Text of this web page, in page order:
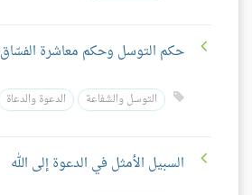
حكم التوسل وحكم معاشرة الفسّاق
التوسل والشفاعة الدعوة والدعاة
السبيل الأمثل في الدعوة إلى الله